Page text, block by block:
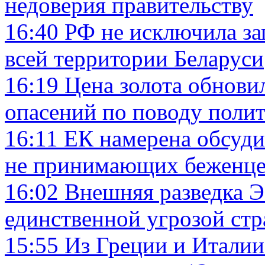
16:40 РФ не исключила
всей территории Беларуси
16:19 Цена золота
опасений по поводу
16:11 ЕК намерена
не принимающих
16:02 Внешняя разведка
единственной угрозой
15:55 Из Греции и